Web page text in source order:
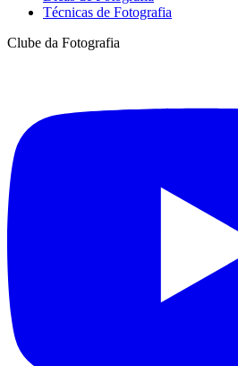
Técnicas de Fotografia
Clube da Fotografia